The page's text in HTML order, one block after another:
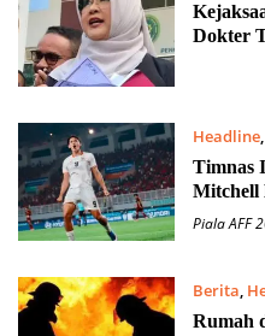
Dokter
Headline,
Timnas
Mitchell
Piala AFF
Berita,
Rumah